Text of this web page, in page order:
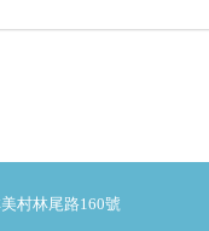
村林尾路160號